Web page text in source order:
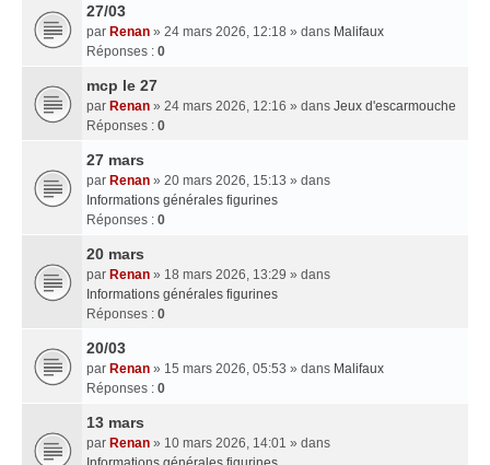
27/03
par Renan » 24 mars 2026, 12:18 » dans Malifaux
Réponses : 0
mcp le 27
par Renan » 24 mars 2026, 12:16 » dans Jeux d'escarmouche
Réponses : 0
27 mars
par Renan » 20 mars 2026, 15:13 » dans
Informations générales figurines
Réponses : 0
20 mars
par Renan » 18 mars 2026, 13:29 » dans
Informations générales figurines
Réponses : 0
20/03
par Renan » 15 mars 2026, 05:53 » dans Malifaux
Réponses : 0
13 mars
par Renan » 10 mars 2026, 14:01 » dans